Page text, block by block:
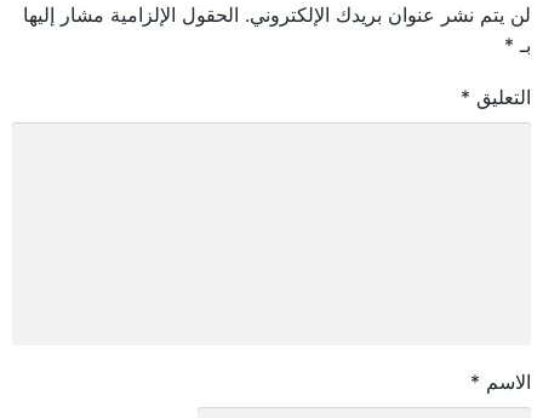
لن يتم نشر عنوان بريدك الإلكتروني. الحقول الإلزامية مشار إليها
بـ *
التعليق *
الاسم *